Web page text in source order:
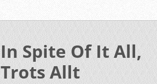
In Spite Of It All,
Trots Allt